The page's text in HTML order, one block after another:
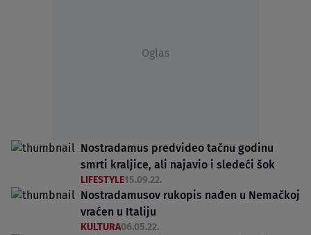
Oglas
Nostradamus predvideo tačnu godinu
smrti kraljice, ali najavio i sledeći šok
LIFESTYLE15.09.22.
Nostradamusov rukopis nađen u Nemačkoj
vraćen u Italiju
KULTURA06.05.22.